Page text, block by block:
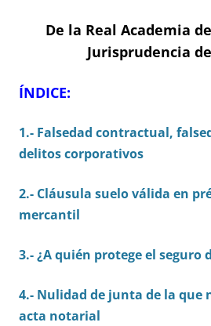
De la Real Academia
Jurisprudencia
ÍNDICE:
1.- Falsedad contractual,
delitos corporativos
2.- Cláusula suelo válida en
mercantil
3.-¿A quién protege el seguro
4.- Nulidad de junta de la que
acta notarial